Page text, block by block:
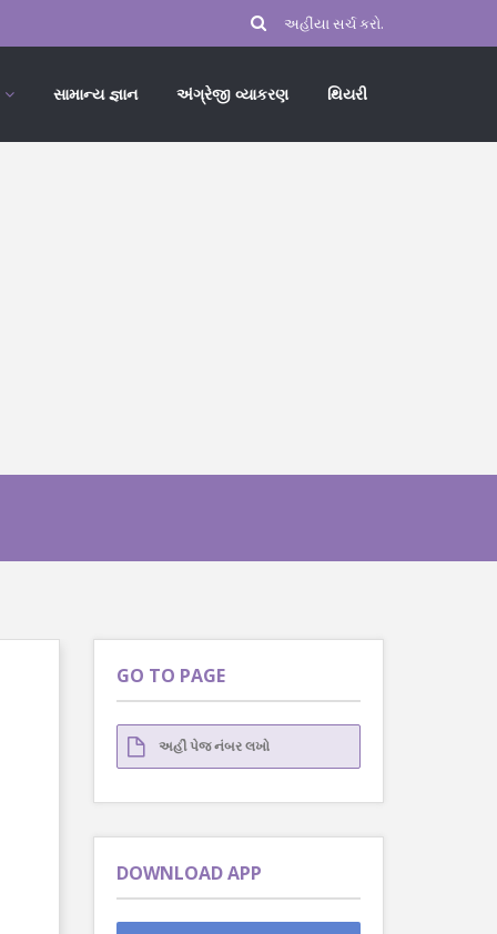
સામાન્ય જ્ઞાન અંગ્રેજી વ્યાકરણ થિયરી
GO TO PAGE
DOWNLOAD APP